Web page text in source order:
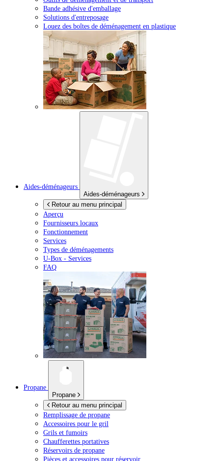
Bande adhésive d'emballage
Solutions d'entreposage
Louez des boîtes de déménagement en plastique
Aides-déménageurs
Aides-déménageurs
Retour au menu principal
Aperçu
Fournisseurs locaux
Fonctionnement
Services
Types de déménagements
U-Box - Services
FAQ
Propane
Propane
Retour au menu principal
Remplissage de propane
Accessoires pour le gril
Grils et fumoirs
Chaufferettes portatives
Réservoirs de propane
Pièces et accessoires pour réservoir